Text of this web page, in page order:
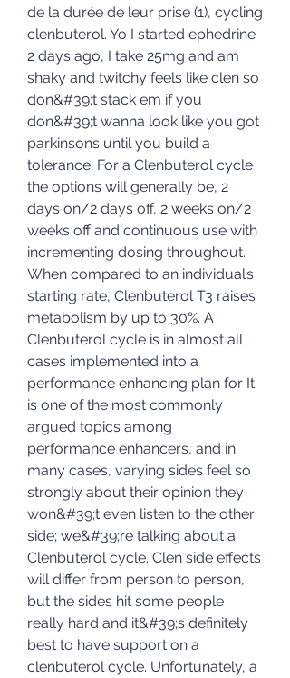
de la durée de leur prise (1), cycling
clenbuterol. Yo I started ephedrine
2 days ago, I take 25mg and am
shaky and twitchy feels like clen so
don&#39;t stack em if you
don&#39;t wanna look like you got
parkinsons until you build a
tolerance. For a Clenbuterol cycle
the options will generally be, 2
days on/2 days off, 2 weeks on/2
weeks off and continuous use with
incrementing dosing throughout.
When compared to an individual’s
starting rate, Clenbuterol T3 raises
metabolism by up to 30%. A
Clenbuterol cycle is in almost all
cases implemented into a
performance enhancing plan for It
is one of the most commonly
argued topics among
performance enhancers, and in
many cases, varying sides feel so
strongly about their opinion they
won&#39;t even listen to the other
side; we&#39;re talking about a
Clenbuterol cycle. Clen side effects
will differ from person to person,
but the sides hit some people
really hard and it&#39;s definitely
best to have support on a
clenbuterol cycle. Unfortunately, a